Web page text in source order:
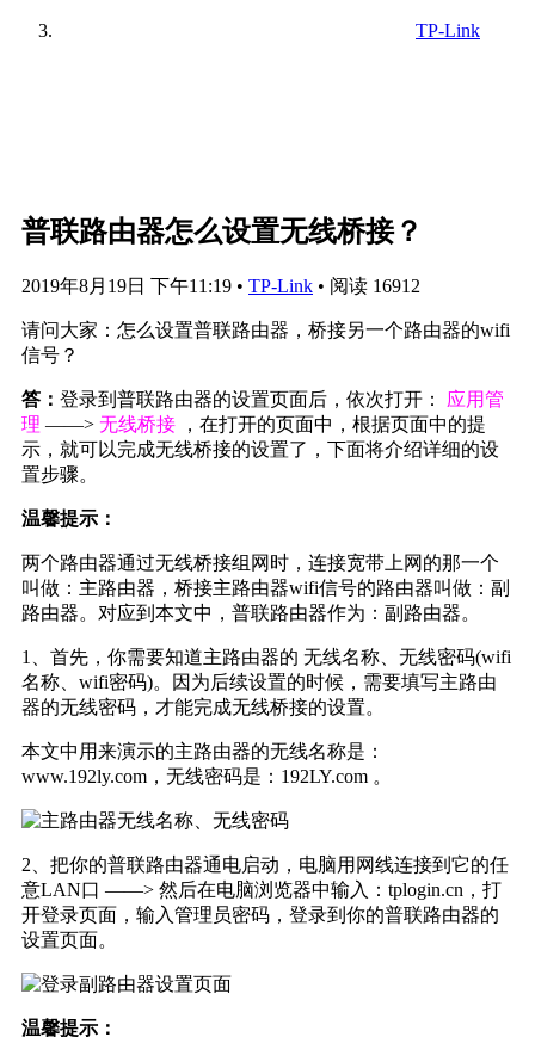
TP-Link
普联路由器怎么设置无线桥接？
2019年8月19日 下午11:19 • TP-Link • 阅读 16912
请问大家：怎么设置普联路由器，桥接另一个路由器的wifi
信号？
答： 登录到普联路由器的设置页面后，依次打开： 应用管
理 ——> 无线桥接 ，在打开的页面中，根据页面中的提
示，就可以完成无线桥接的设置了，下面将介绍详细的设
置步骤。
温馨提示：
两个路由器通过无线桥接组网时，连接宽带上网的那一个
叫做：主路由器，桥接主路由器wifi信号的路由器叫做：副
路由器。对应到本文中，普联路由器作为：副路由器。
1、首先，你需要知道主路由器的 无线名称、无线密码(wifi
名称、wifi密码)。因为后续设置的时候，需要填写主路由
器的无线密码，才能完成无线桥接的设置。
本文中用来演示的主路由器的无线名称是：
www.192ly.com，无线密码是：192LY.com 。
2、把你的普联路由器通电启动，电脑用网线连接到它的任
意LAN口 ——> 然后在电脑浏览器中输入：tplogin.cn，打
开登录页面，输入管理员密码，登录到你的普联路由器的
设置页面。
温馨提示：